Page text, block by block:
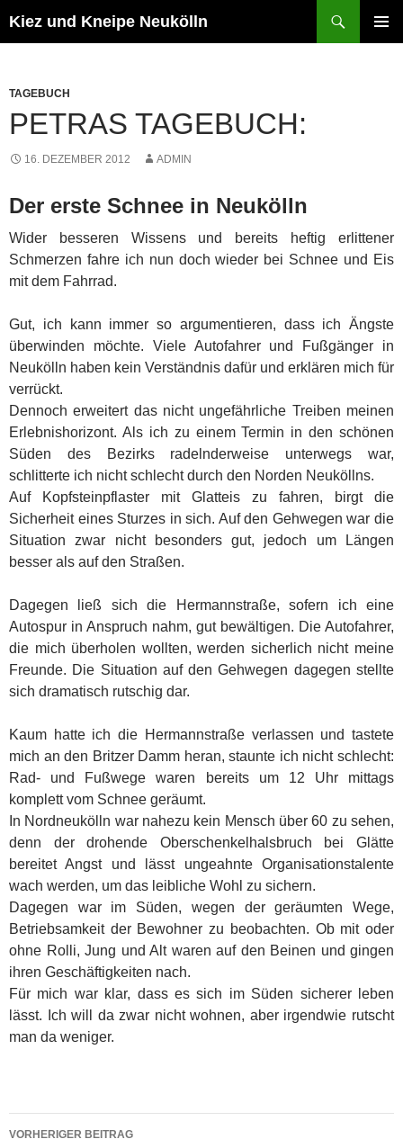
Inhalt
Kiez und Kneipe Neukölln
TAGEBUCH
PETRAS TAGEBUCH:
16. DEZEMBER 2012 ADMIN
Der erste Schnee in Neukölln
Wider besseren Wissens und bereits heftig erlittener
Schmerzen fahre ich nun doch wieder bei Schnee und Eis
mit dem Fahrrad.
Gut, ich kann immer so argumentieren, dass ich Ängste
überwinden möchte. Viele Autofahrer und Fußgänger in
Neukölln haben kein Verständnis dafür und erklären mich für
verrückt.
Dennoch erweitert das nicht ungefährliche Treiben meinen
Erlebnishorizont. Als ich zu einem Termin in den schönen
Süden des Bezirks radelnderweise unterwegs war,
schlitterte ich nicht schlecht durch den Norden Neuköllns.
Auf Kopfsteinpflaster mit Glatteis zu fahren, birgt die
Sicherheit eines Sturzes in sich. Auf den Gehwegen war die
Situation zwar nicht besonders gut, jedoch um Längen
besser als auf den Straßen.
Dagegen ließ sich die Hermannstraße, sofern ich eine
Autospur in Anspruch nahm, gut bewältigen. Die Autofahrer,
die mich überholen wollten, werden sicherlich nicht meine
Freunde. Die Situation auf den Gehwegen dagegen stellte
sich dramatisch rutschig dar.
Kaum hatte ich die Hermannstraße verlassen und tastete
mich an den Britzer Damm heran, staunte ich nicht schlecht:
Rad- und Fußwege waren bereits um 12 Uhr mittags
komplett vom Schnee geräumt.
In Nordneukölln war nahezu kein Mensch über 60 zu sehen,
denn der drohende Oberschenkelhalsbruch bei Glätte
bereitet Angst und lässt ungeahnte Organisationstalente
wach werden, um das leibliche Wohl zu sichern.
Dagegen war im Süden, wegen der geräumten Wege,
Betriebsamkeit der Bewohner zu be­obachten. Ob mit oder
ohne Rolli, Jung und Alt waren auf den Beinen und gingen
ihren Geschäftigkeiten nach.
Für mich war klar, dass es sich im Süden sicherer leben
lässt. Ich will da zwar nicht wohnen, aber irgendwie rutscht
man da weniger.
Beitragsnavigation
VORHERIGER BEITRAG